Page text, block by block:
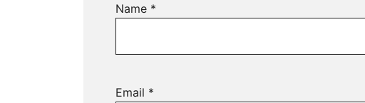
Name *
Email *